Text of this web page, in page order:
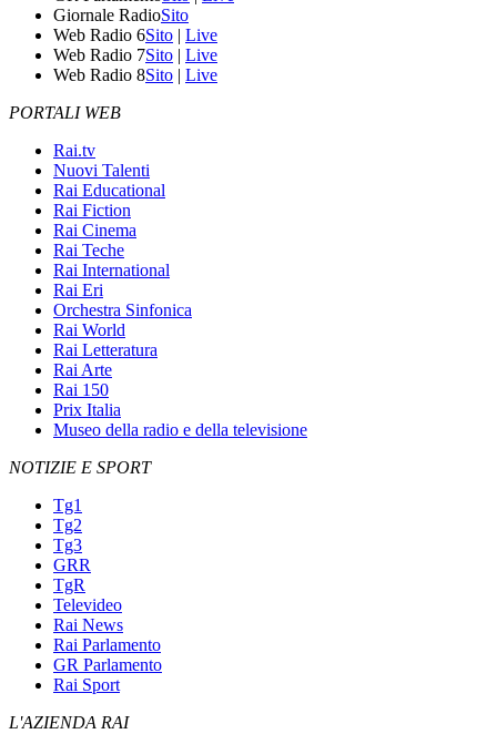
Giornale RadioSito
Web Radio 6Sito | Live
Web Radio 7Sito | Live
Web Radio 8Sito | Live
PORTALI WEB
Rai.tv
Nuovi Talenti
Rai Educational
Rai Fiction
Rai Cinema
Rai Teche
Rai International
Rai Eri
Orchestra Sinfonica
Rai World
Rai Letteratura
Rai Arte
Rai 150
Prix Italia
Museo della radio e della televisione
NOTIZIE E SPORT
Tg1
Tg2
Tg3
GRR
TgR
Televideo
Rai News
Rai Parlamento
GR Parlamento
Rai Sport
L'AZIENDA RAI